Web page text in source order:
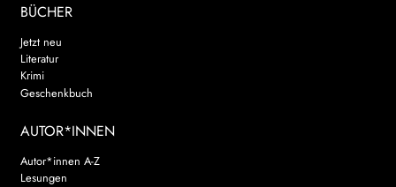
BÜCHER
Jetzt neu
Literatur
Krimi
Geschenkbuch
AUTOR*INNEN
Autor*innen A-Z
Lesungen